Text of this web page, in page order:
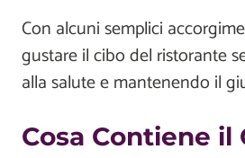
Con alcuni semplici
gustare il cibo del ristorante
alla salute e mantenendo il
Cosa Contiene il